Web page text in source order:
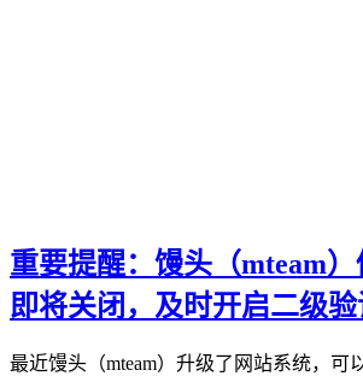
重要提醒：馒头（mteam
即将关闭，及时开启二级验
最近馒头（mteam）升级了网站系统，可